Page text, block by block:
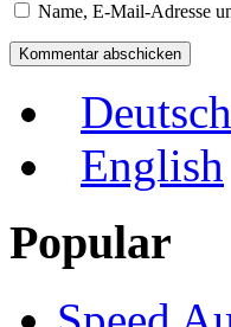
Name, E-Mail-Adresse
Deutsch
English
Popular